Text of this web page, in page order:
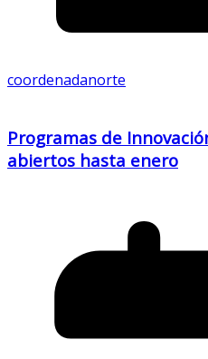
coordenadanorte
Programas de
abiertos hasta enero